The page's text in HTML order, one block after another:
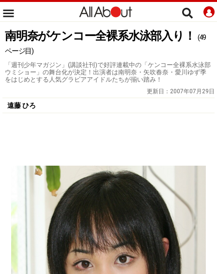
南明奈がケンコー全裸系水泳部入り！
(49
ページ目)
「週刊少年マガジン」(講談社刊)で好評連載中の「ケンコー全裸系水泳部
ウミショー」の舞台化が決定！出演者は南明奈・矢吹春奈・愛川ゆず季
をはじめとする人気グラビアアイドルたちが揃い踏み！
更新日： 2007年07月29日
遠藤 ひろ